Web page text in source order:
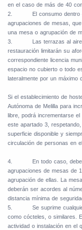
en el caso de más de 40
2.
El consumo
agrupaciones de mesas,
una mesa o agrupación de
3.
Las terrazas al
restauración limitarán su
correspondiente licencia
espacio no cubierto o todo
lateralmente por un máximo
Si el establecimiento de
Autónoma de Melilla para
libre, podrá incrementarse
este apartado 3,
superficie disponible y
circulación de personas en
4.
En todo caso,
agrupaciones de mesas de
agrupación de ellas. La
deberán ser acordes al
distancia mínima de
5.
Se suprime
como cócteles, o similares.
actividad o instalación en el